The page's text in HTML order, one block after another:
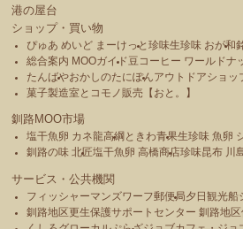
港の屋台
ショップ・買い物
ぴゅあ めいど まーけっと珍味生珍味 おが和
総合案内 MOOガイド豆コーヒー ワールドナ
たんばやおかしのたにぽんアウトドアショッ
菓子製造室とコモノ販売【おと。】
釧路MOO市場
塩干魚卵 カネ龍高綱 ときわ青果生珍味 魚卵
釧路の味 北匠塩干魚卵 高橋商店珍味昆布 川
サービス・公共機関
フィッシャーマンズワーフ郵便局夕日観光船
釧路地区更生保護サポートセンター 釧路地